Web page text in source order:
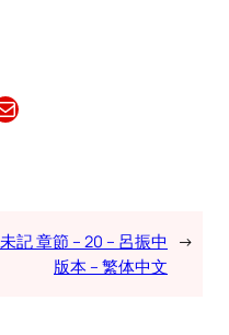
記 章節 – 20 – 呂振中
版本 – 繁体中文
→